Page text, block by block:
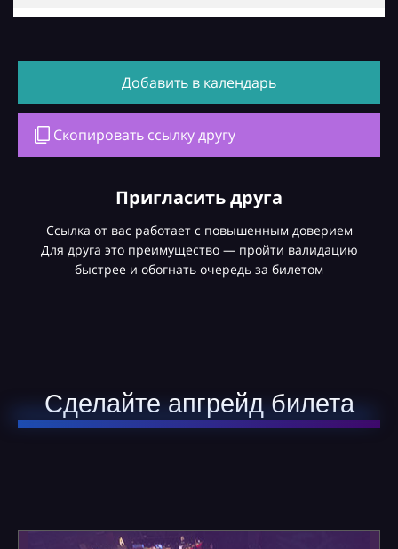
Добавить в календарь
Скопировать ссылку другу
Пригласить друга
Ссылка от вас работает с повышенным доверием
Для друга это преимущество — пройти валидацию
быстрее и обогнать очередь за билетом
Сделайте апгрейд билета